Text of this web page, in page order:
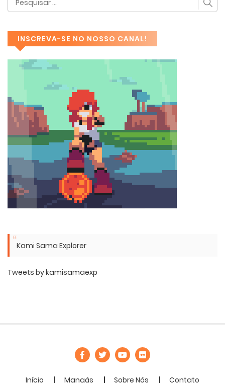
INSCREVA-SE NO NOSSO CANAL!
Kami Sama Explorer
Tweets by kamisamaexp
Início Mangás Sobre Nós Contato